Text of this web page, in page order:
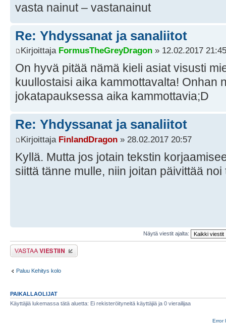
vasta nainut – vastanainut
Re: Yhdyssanat ja sanaliitot
Kirjoittaja FormusTheGreyDragon » 12.02.2017 21:45
On hyvä pitää nämä kieli asiat visusti
kuullostaisi aika kammottavalta! Onhan
jokatapauksessa aika kammottavia;D
Re: Yhdyssanat ja sanaliitot
Kirjoittaja FinlandDragon » 28.02.2017 20:57
Kyllä. Mutta jos jotain tekstin
siittä tänne mulle, niin joitan päivittää
Näytä viestit ajalta:
Lähetä vastaus
Paluu Kehitys kolo
PAIKALLAOLIJAT
Käyttäjiä lukemassa tätä aluetta: Ei rekisteröityneitä käyttäjiä ja 0 vierailijaa
Error